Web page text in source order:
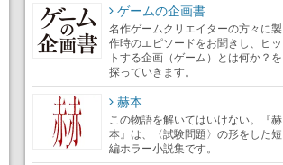
ゲームの企画書
名作ゲームクリエイターの方々に製
作時のエピソードをお聞きし、ヒッ
トする企画（ゲーム）とは何か？を
探っていきます。
赫本
この物語を解いてはいけない。『赫
本』は、〈試験問題〉の形をした短
編ホラー小説集です。